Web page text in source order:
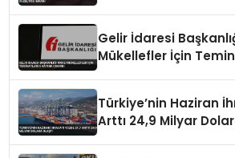
Gelir İdaresi
Mükellefler İçin
Türkiye’nin Haziran
Arttı 24,9 Milyar